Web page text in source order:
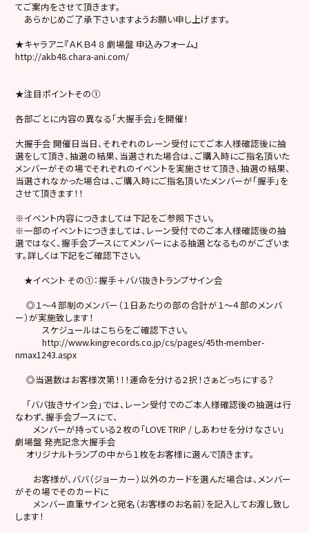
てご案内をさせて頂きます。
あらかじめご了承下さいますようお願い申し上げます。
★キャラアニ『ＡＫＢ４８ 劇場盤 申込みフォーム』
http://akb48.chara-ani.com/
★注目ポイントその①
各部ごとに内容の異なる「大握手会」を開催！
大握手会 開催日当日、それぞれのレーン受付にてご本人様確認後に抽
選をして頂き、抽選の結果、当選された場合は、ご購入時にご指名頂いた
メンバーがその場でそれぞれのイベントを実施させて頂き、抽選の結果、
当選されなかった場合は、ご購入時にご指名頂いたメンバーが「握手」を
させて頂きます！！
※イベント内容につきましては下記をご参照下さい。
※一部のイベントにつきましては、レーン受付でのご本人様確認後の抽
選ではなく、握手会ブースにてメンバーによる抽選となるものがございま
す。詳しくは下記をご確認下さい。
★イベント その①：握手＋ババ抜きトランプサイン会
◎１〜４部制のメンバー（１日あたりの部の合計が１〜４部のメンバ
ー）が実施致します！
スケジュールはこちらをご確認下さい。
http://www.kingrecords.co.jp/cs/pages/45th-member-
nmax1243.aspx
◎当選数はお客様次第！！！運命を分ける２択！さぁどっちにする？
「ババ抜きサイン会」では、レーン受付でのご本人様確認後の抽選は行
なわず、握手会ブースにて、
メンバーが持っている２枚の「LOVE TRIP / しあわせを分けなさい」
劇場盤 発売記念大握手会
オリジナルトランプの中から１枚をお客様に選んで頂きます。
お客様が、ババ（ジョーカー）以外のカードを選んだ場合は、メンバー
がその場でそのカードに
メンバー直筆サインと宛名（お客様のお名前）を記入してお渡し致し
します！